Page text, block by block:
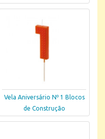
Vela Aniversário Nº 1 Blocos
de Construção